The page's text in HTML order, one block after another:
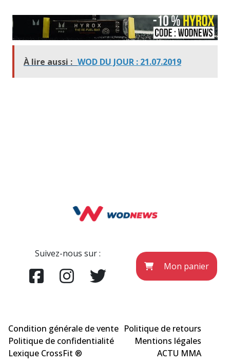
À lire aussi : WOD DU JOUR : 21.07.2019
Suivez-nous sur :
Mon panier
Condition générale de vente Politique de retours
Politique de confidentialité
Mentions légales
Lexique CrossFit ®
ACTU MMA